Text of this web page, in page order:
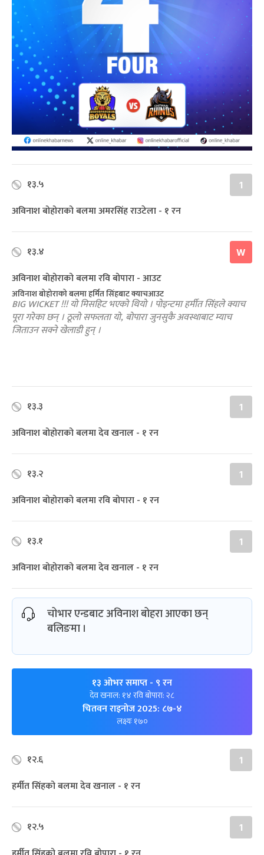
१३.५ 1
अविनाश बोहोराको बलमा अमरसिंह राउटेला - १ रन
१३.४ W
अविनाश बोहोराको बलमा रवि बोपारा - आउट
अविनाश बोहोराको बलमा हर्मित सिंहबाट क्याचआउट
BIG WICKET !!! यो मिसहिट भएको थियो । पोइन्टमा हर्मीत सिंहले क्याच
पूरा गरेका छन् । ठूलो सफलता यो, बोपारा जुनसुकै अवस्थाबाट म्याच
जिताउन सक्ने खेलाडी हुन् ।
१३.३ 1
अविनाश बोहोराको बलमा देव खनाल - १ रन
१३.२ 1
अविनाश बोहोराको बलमा रवि बोपारा - १ रन
१३.१ 1
अविनाश बोहोराको बलमा देव खनाल - १ रन
चोभार एन्डबाट अविनाश बोहरा आएका छन्
बलिङमा ।
१३ ओभर समाप्त- ९ रन
देव खनाल: १४ रवि बोपारा: २८
चितवन राइनोज 2025: ८७-४
लक्ष्यः १७०
१२.६ 1
हर्मीत सिंहको बलमा देव खनाल - १ रन
१२.५ 1